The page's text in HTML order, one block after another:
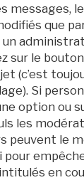
messages,
que
sur le bouton
(c’est
Si
option ou
les
peuvent le
pour
en